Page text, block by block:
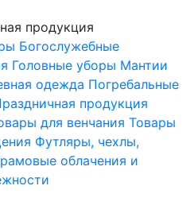
продукция
Богослужебные
Головные уборы Мантии
одежда Погребальные
продукция
для венчания Товары
Футляры, чехлы,
облачения и